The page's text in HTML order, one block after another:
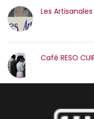
Les
Café RESO